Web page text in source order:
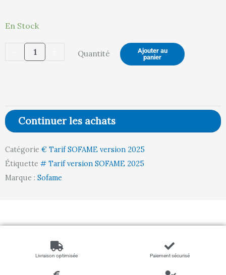
En Stock
quantité
Etagère
Etagère
L1500
Quantité
Ajouter au
panier
Continuer les achats
Catégorie € Tarif SOFAME version 2025
Étiquette # Tarif version SOFAME 2025
Marque : Sofame
Livraison optimisée Paiement sécurisé